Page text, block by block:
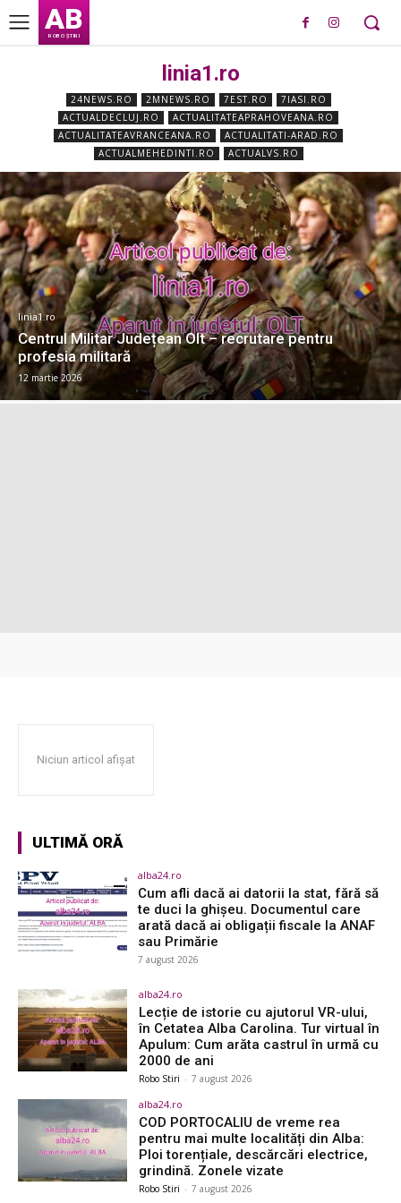
AB
ROBO ȘTIRI
linia1.ro
24NEWS.RO 2MNEWS.RO 7EST.RO
7IASI.RO
ACTUALDECLUJ.RO
ACTUALITATEAPRAHOVEANA.RO
ACTUALITATEAVRANCEANA.RO
ACTUALITATI-ARAD.RO
ACTUALMEHEDINTI.RO
ACTUALVS.RO
linia1.ro
Centrul Militar Județean Olt – recrutare pentru
profesia militară
12 martie 2026
Niciun articol afișat
ULTIMĂ ORĂ
alba24.ro
Cum afli dacă ai datorii la stat, fără să
te duci la ghișeu. Documentul care
arată dacă ai obligații fiscale la ANAF
sau Primărie
7 august 2026
alba24.ro
Lecție de istorie cu ajutorul VR-ului,
în Cetatea Alba Carolina. Tur virtual în
Apulum: Cum arăta castrul în urmă cu
2000 de ani
Robo Stiri - 7 august 2026
alba24.ro
COD PORTOCALIU de vreme rea
pentru mai multe localități din Alba:
Ploi torențiale, descărcări electrice,
grindină. Zonele vizate
Robo Stiri - 7 august 2026